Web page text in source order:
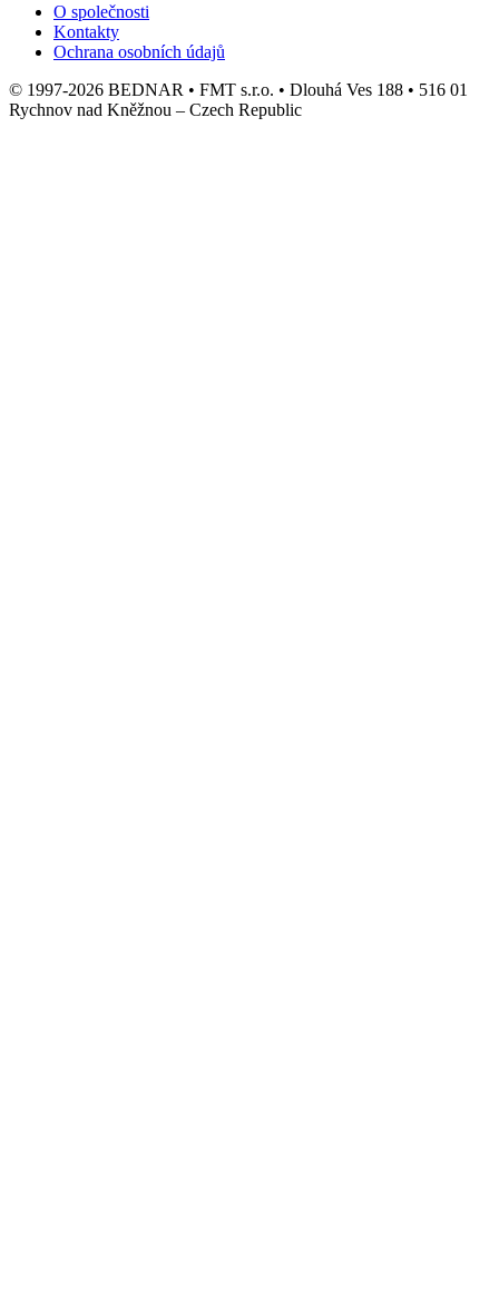
O společnosti
Kontakty
Ochrana osobních údajů
© 1997-2026 BEDNAR • FMT s.r.o. • Dlouhá Ves 188 • 516 01
Rychnov nad Kněžnou – Czech Republic